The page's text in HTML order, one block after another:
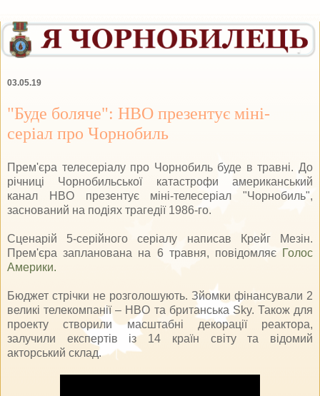
03.05.19
"Буде боляче": HBO презентує міні-
серіал про Чорнобиль
Прем'єра телесеріалу про Чорнобиль буде в травні. До
річниці Чорнобильської катастрофи американський
канал HBO презентує міні-телесеріал "Чорнобиль",
заснований на подіях трагедії 1986-го.
Сценарій 5-серійного серіалу написав Крейг Мезін.
Прем'єра запланована на 6 травня, повідомляє Голос
Америки.
Бюджет стрічки не розголошують. Зйомки фінансували 2
великі телекомпанії – HBO та британська Sky. Також для
проекту створили масштабні декорації реактора,
залучили експертів із 14 країн світу та відомий
акторський склад.